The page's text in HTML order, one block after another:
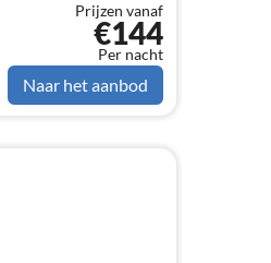
Prijzen vanaf
€144
Per nacht
Naar het aanbod